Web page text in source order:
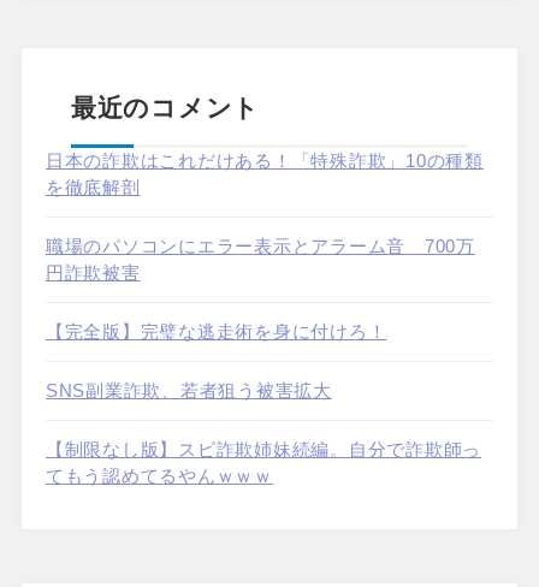
最近のコメント
日本の詐欺はこれだけある！「特殊詐欺」10の種類
を徹底解剖
職場のパソコンにエラー表示とアラーム音 700万
円詐欺被害
【完全版】完璧な逃走術を身に付けろ！
SNS副業詐欺、若者狙う被害拡大
【制限なし版】スピ詐欺姉妹続編。自分で詐欺師っ
てもう認めてるやんｗｗｗ